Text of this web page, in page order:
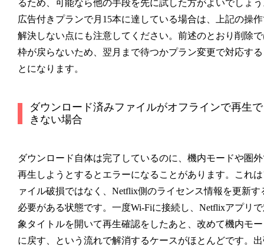
るため、可能なら他の手段を先に試した方がよいでしょ
広告付きプランで月15本に達している場合は、上記の操
解決しない点にも注意してください。前述のとおり削除
枠が戻らないため、翌月まで待つかプラン変更で対応す
とになります。
ダウンロード済みファイルがオフラインで再生で
きない場合
ダウンロード自体は完了しているのに、機内モードや圏
再生しようとするとエラーになることがあります。これ
ァイル破損ではなく、Netflix側のライセンス情報を更新す
必要がある状態です。一度Wi-Fiに接続し、Netflixアプリ
象タイトルを開いて再生確認をしたあと、改めて機内モ
に戻す、という流れで解消するケースがほとんどです。